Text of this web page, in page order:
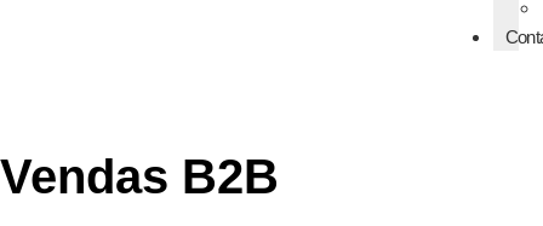
Vendas B2B